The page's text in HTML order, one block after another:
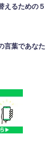
るための５
言葉であなた